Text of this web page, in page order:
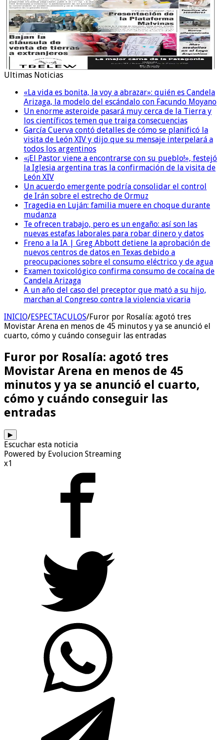
Ultimas Noticias
«La vida es bonita, la voy a abrazar»: quién es Candela
Arizaga, la modelo del escándalo con Facundo Moyano
Un enorme asteroide pasará muy cerca de la Tierra y
los científicos temen que traiga consecuencias
García Cuerva contó detalles de cómo se planificó la
visita de León XIV y dijo que su mensaje interpelará a
todos los argentinos
«¡El Pastor viene a encontrarse con su pueblo!», festejó
la Iglesia argentina tras la confirmación de la visita de
León XIV
Un acuerdo emergente podría consolidar el control
de Irán sobre el estrecho de Ormuz
Tragedia en Luján: familia muere en choque durante
mudanza
Te ofrecen trabajo, pero es un engaño: así son las
nuevas estafas laborales para robar dinero y datos
Freno a la IA | Greg Abbott detiene la aprobación de
nuevos centros de datos en Texas debido a
preocupaciones sobre el consumo eléctrico y de agua
Examen toxicológico confirma consumo de cocaína de
Candela Arizaga
A un año del caso del preceptor que mató a su hijo,
marchan al Congreso contra la violencia vicaria
INICIO/ESPECTACULOS/Furor por Rosalía: agotó tres
Movistar Arena en menos de 45 minutos y ya se anunció el
cuarto, cómo y cuándo conseguir las entradas
Furor por Rosalía: agotó tres
Movistar Arena en menos de 45
minutos y ya se anunció el cuarto,
cómo y cuándo conseguir las
entradas
▶
Escuchar esta noticia
Powered by Evolucion Streaming
x1